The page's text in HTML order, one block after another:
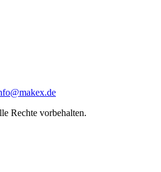
Rechte vorbehalten.